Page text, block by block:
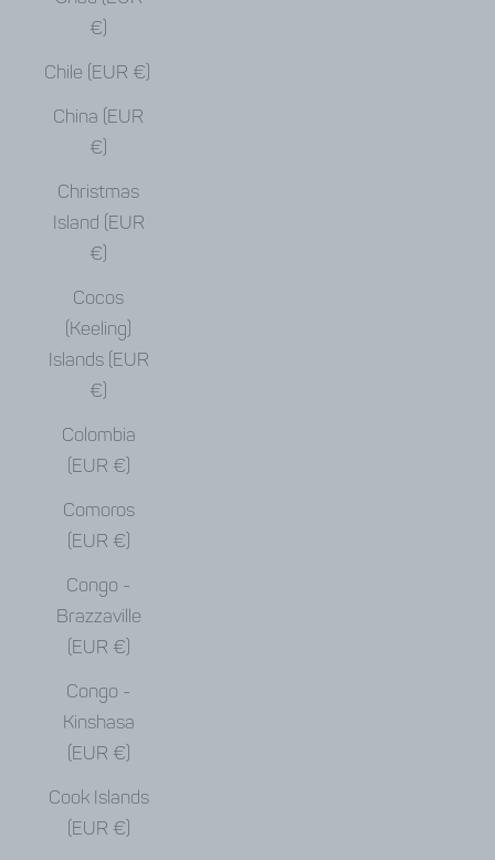
€)
Chile (EUR €)
China (EUR
€)
Christmas
Island (EUR
€)
Cocos
(Keeling)
Islands (EUR
€)
Colombia
(EUR €)
Comoros
(EUR €)
Congo -
Brazzaville
(EUR €)
Congo -
Kinshasa
(EUR €)
Cook Islands
(EUR €)